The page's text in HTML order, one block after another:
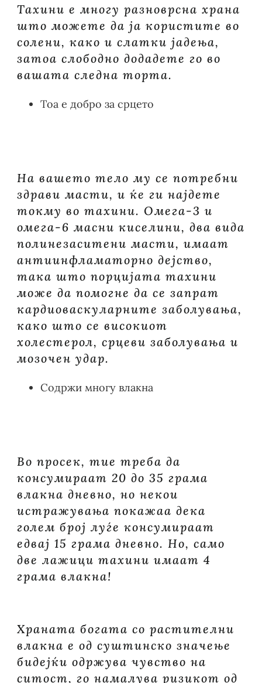
Тахини е многу разноврсна храна
што можете да ја користите во
солени, како и слатки јадења,
затоа слободно додадете го во
вашата следна торта.
Тоа е добро за срцето
На вашето тело му се потребни
здрави масти, и ќе ги најдете
токму во тахини. Омега-3 и
омега-6 масни киселини, два вида
полинезаситени масти, имаат
антиинфламаторно дејство,
така што порцијата тахини
може да помогне да се запрат
кардиоваскуларните заболувања,
како што се високиот
холестерол, срцеви заболувања и
мозочен удар.
Содржи многу влакна
Во просек, тие треба да
консумираат 20 до 35 грама
влакна дневно, но некои
истражувања покажаа дека
голем број луѓе консумираат
едвај 15 грама дневно. Но, само
две лажици тахини имаат 4
грама влакна!
Храната богата со растителни
влакна е од суштинско значење
бидејќи одржува чувство на
ситост, го намалува ризикот од